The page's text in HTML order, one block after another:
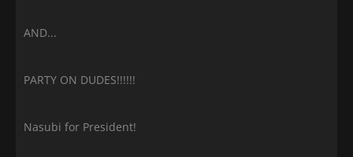
AND...
PARTY ON DUDES!!!!!!
Nasubi for President!